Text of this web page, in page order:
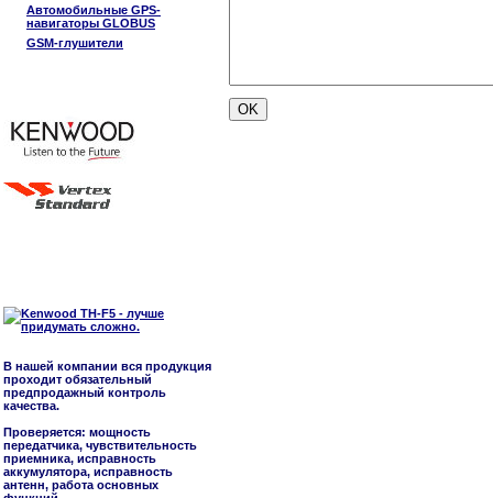
Автомобильные GPS-
навигаторы GLOBUS
GSM-глушители
В нашей компании вся продукция
проходит обязательный
предпродажный контроль
качества.
Проверяется: мощность
передатчика, чувствительность
приемника, исправность
аккумулятора, исправность
антенн, работа основных